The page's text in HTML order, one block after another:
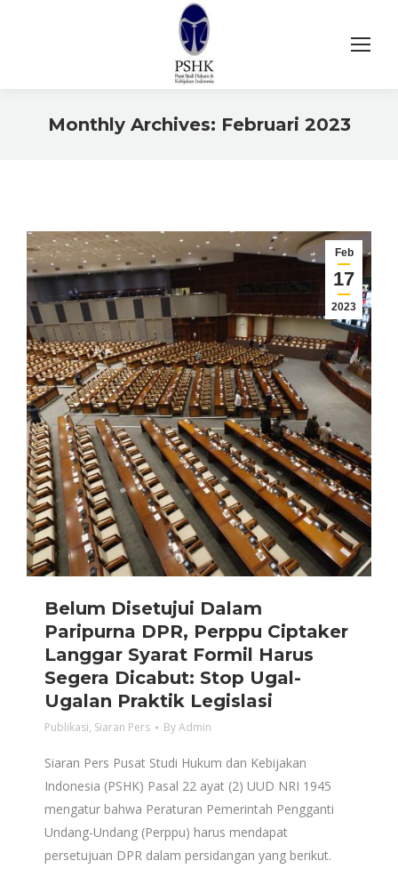
Monthly Archives: Februari 2023
Feb
17
2023
Belum Disetujui Dalam
Paripurna DPR, Perppu Ciptaker
Langgar Syarat Formil Harus
Segera Dicabut: Stop Ugal-
Ugalan Praktik Legislasi
Publikasi, Siaran Pers ByAdmin
Siaran Pers Pusat Studi Hukum dan Kebijakan
Indonesia (PSHK) Pasal 22 ayat (2) UUD NRI 1945
mengatur bahwa Peraturan Pemerintah Pengganti
Undang-Undang (Perppu) harus mendapat
persetujuan DPR dalam persidangan yang berikut.